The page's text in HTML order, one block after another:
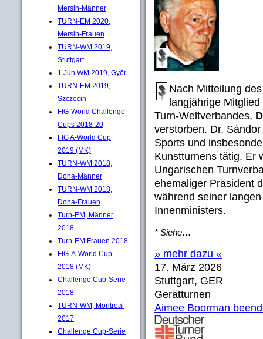
Mersin-Männer
TURN-EM 2020,
Mersin-Frauen
TURN-WM 2019,
Stuttgart
1.Jun.WM 2019, Györ
TURN-EM 2019,
Szczecin
FIG-World Challenge
Cups 2018-20
FIG A-World Cup
2019 (MK)
TURN-WM 2018,
Doha-Männer
TURN-WM 2018,
Doha-Frauen
Turn-EM, Männer
2018
Turn-EM Frauen 2018
FIG-A-World Cup
2018 (MK)
Challenge Cup-Serie
2018
TURN-WM, Montreal
2017
Challenge Cup-Serie
Nach Mitteilung
langjährige
Turn-Weltverbandes,
verstorben. Dr.
Sports und
Kunstturnens tätig. Er
Ungarischen
ehemaliger Präsident
während seiner
Innenministers.
* Siehe...
» mehr dazu «
17. März 2026
Stuttgart, GER
Gerätturnen
Aimee Boorman